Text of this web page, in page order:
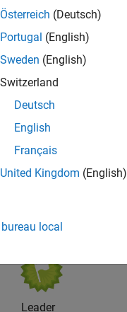
Leader
Österreich (Deutsch)
Portugal (English)
Sweden (English)
Switzerland
Deutsch
English
Français
United Kingdom (English)
local